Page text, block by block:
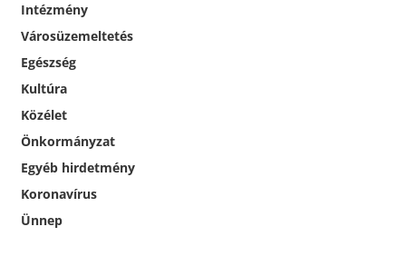
Intézmény
Városüzemeltetés
Egészség
Kultúra
Közélet
Önkormányzat
Egyéb hirdetmény
Koronavírus
Ünnep